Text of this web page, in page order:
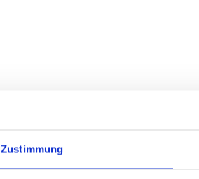
Zustimmung